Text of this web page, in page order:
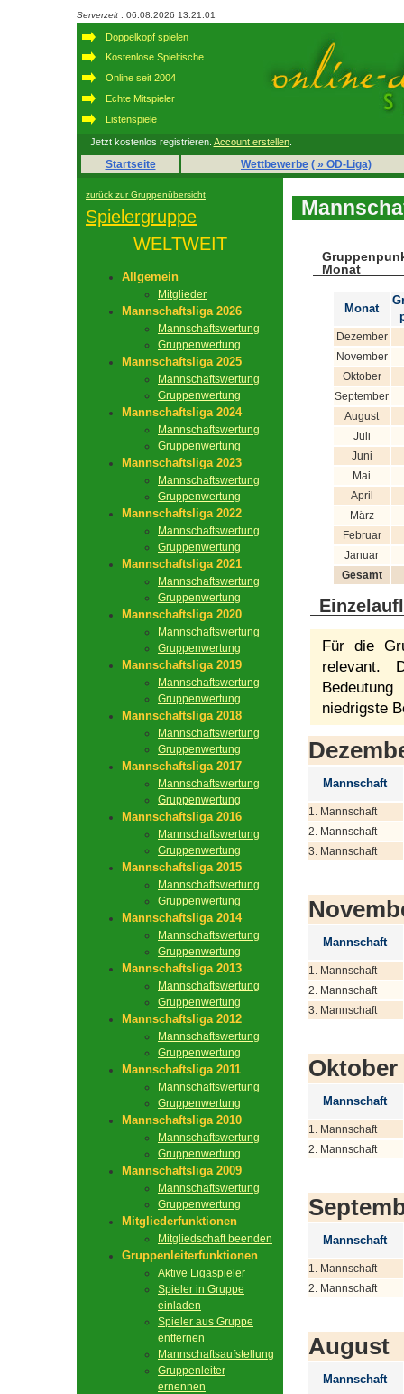
Serverzeit : 06.08.2026 13:21:01
Doppelkopf spielen
Kostenlose Spieltische
Online seit 2004
Echte Mitspieler
Listenspiele
Jetzt kostenlos registrieren. Account erstellen.
Startseite Wettbewerbe ( » OD-Liga)
zurück zur Gruppenübersicht
Spielergruppe
WELTWEIT
Allgemein
Mitglieder
Mannschaftsliga 2026
Mannschaftswertung
Gruppenwertung
Mannschaftsliga 2025
Mannschaftswertung
Gruppenwertung
Mannschaftsliga 2024
Mannschaftswertung
Gruppenwertung
Mannschaftsliga 2023
Mannschaftswertung
Gruppenwertung
Mannschaftsliga 2022
Mannschaftswertung
Gruppenwertung
Mannschaftsliga 2021
Mannschaftswertung
Gruppenwertung
Mannschaftsliga 2020
Mannschaftswertung
Gruppenwertung
Mannschaftsliga 2019
Mannschaftswertung
Gruppenwertung
Mannschaftsliga 2018
Mannschaftswertung
Gruppenwertung
Mannschaftsliga 2017
Mannschaftswertung
Gruppenwertung
Mannschaftsliga 2016
Mannschaftswertung
Gruppenwertung
Mannschaftsliga 2015
Mannschaftswertung
Gruppenwertung
Mannschaftsliga 2014
Mannschaftswertung
Gruppenwertung
Mannschaftsliga 2013
Mannschaftswertung
Gruppenwertung
Mannschaftsliga 2012
Mannschaftswertung
Gruppenwertung
Mannschaftsliga 2011
Mannschaftswertung
Gruppenwertung
Mannschaftsliga 2010
Mannschaftswertung
Gruppenwertung
Mannschaftsliga 2009
Mannschaftswertung
Gruppenwertung
Mitgliederfunktionen
Mitgliedschaft beenden
Gruppenleiterfunktionen
Aktive Ligaspieler
Spieler in Gruppe
einladen
Spieler aus Gruppe
entfernen
Mannschaftsaufstellung
Gruppenleiter
ernennen
Monat
Monat
Dezember
November
Oktober
September
August
Juli
Juni
Mai
April
März
Februar
Januar
Gesamt
Für die
relevant.
niedrigste
Mannschaft
1. Mannschaft
2. Mannschaft
3. Mannschaft
Mannschaft
1. Mannschaft
2. Mannschaft
3. Mannschaft
Oktober
Mannschaft
1. Mannschaft
2. Mannschaft
Mannschaft
1. Mannschaft
2. Mannschaft
August
Mannschaft